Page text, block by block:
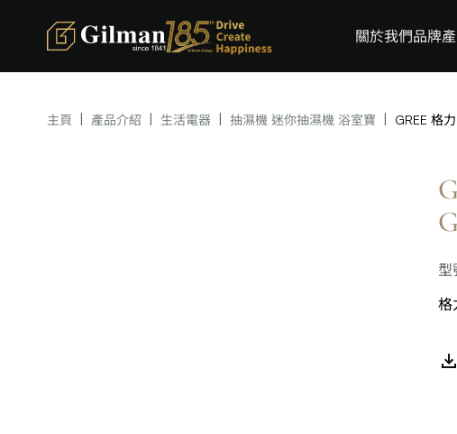
關於我們品牌
主頁 產品介紹 生活電器 抽濕機 迷你抽濕機 浴室寶 GREE 格
型
格